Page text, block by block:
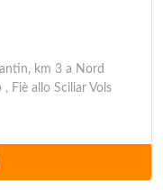
km 3 a Nord
Fiè allo Sciliar Vols
, Rasun Anterselva